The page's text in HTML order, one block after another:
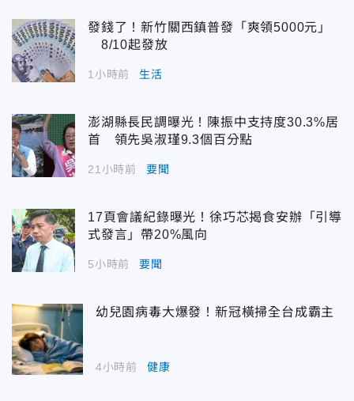
發錢了！新竹關西鎮普發「爽領5000元」
8/10起發放
1小時前 生活
澎湖縣長民調曝光！陳振中支持度30.3%居
首 領先吳淑瑾9.3個百分點
21小時前 要聞
17頁會議紀錄曝光！徐巧芯揭食安辦「引導
式發言」帶20%風向
5小時前 要聞
幼兒園病毒大爆發！新冠橫掃全台成霸主
4小時前 健康